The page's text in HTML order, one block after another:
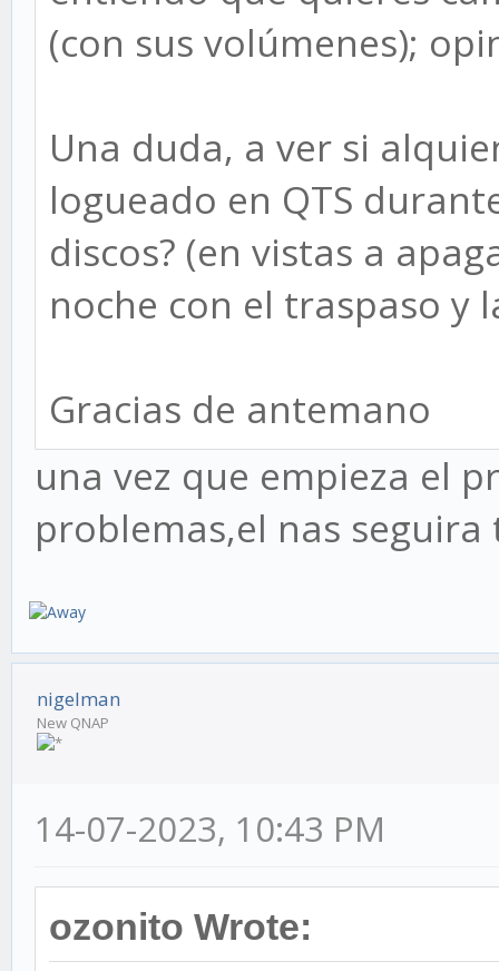
(con sus volúmenes);
Una duda, a ver si
logueado en QTS
discos? (en vistas a
noche con el traspaso y
Gracias de antemano
una vez que empieza el
problemas,el nas
nigelman
New QNAP
14-07-2023, 10:43 PM
ozonito Wrote: